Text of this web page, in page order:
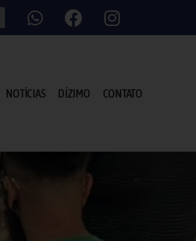
NOTÍCIAS DÍZIMO CONTATO